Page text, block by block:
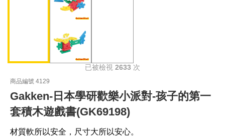
已被檢視 2633 次
商品編號 4129
Gakken-日本學研歡樂小派對-孩子的第一
套積木遊戲書(GK69198)
材質軟所以安全，尺寸大所以安心。